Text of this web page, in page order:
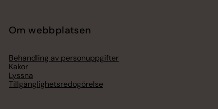
Om webbplatsen
Behandling av personuppgifter
Kakor
Lyssna
Tillgänglighetsredogörelse